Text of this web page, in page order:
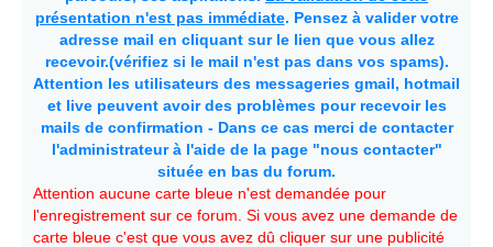
présentation n'est pas immédiate. Pensez à valider votre
adresse mail en cliquant sur le lien que vous allez
recevoir.(vérifiez si le mail n'est pas dans vos spams).
Attention les utilisateurs des messageries gmail, hotmail
et live peuvent avoir des problèmes pour recevoir les
mails de confirmation - Dans ce cas merci de contacter
l'administrateur à l'aide de la page "nous contacter"
située en bas du forum.
Attention aucune carte bleue n'est demandée pour
l'enregistrement sur ce forum. Si vous avez une demande de
carte bleue c'est que vous avez dû cliquer sur une publicité